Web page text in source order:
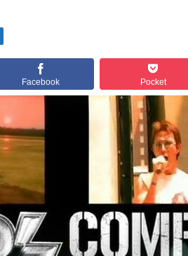
Facebook Pocket